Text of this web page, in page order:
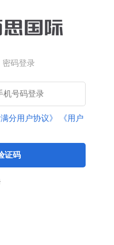
密码登录
满分用户协议》
《用户
证码